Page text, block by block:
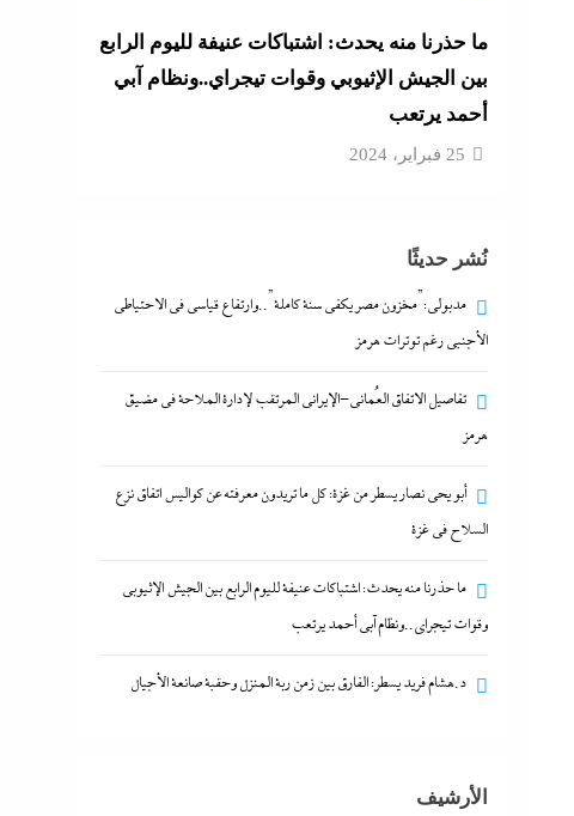
ما حذرنا منه يحدث: اشتباكات عنيفة لليوم الرابع
بين الجيش الإثيوبي وقوات تيجراي..ونظام آبي
أحمد يرتعب
25 فبراير، 2024
نُشر حديثًا
مدبولي:”مخزون مصر يكفي سنة كاملة”..وارتفاع قياسي في الاحتياطي
الأجنبي رغم توترات هرمز
تفاصيل الاتفاق العُماني-الإيراني المرتقب لإدارة الملاحة في مضيق
هرمز
أبو يحى نصار يسطر من غزة: كل ما تريدون معرفته عن كواليس اتفاق نزع
السلاح في غزة
ما حذرنا منه يحدث: اشتباكات عنيفة لليوم الرابع بين الجيش الإثيوبي
وقوات تيجراي..ونظام آبي أحمد يرتعب
د.هشام فريد يسطر: الفارق بين زمن ربة المنزل وحقبة صانعة الأجيال
الأرشيف